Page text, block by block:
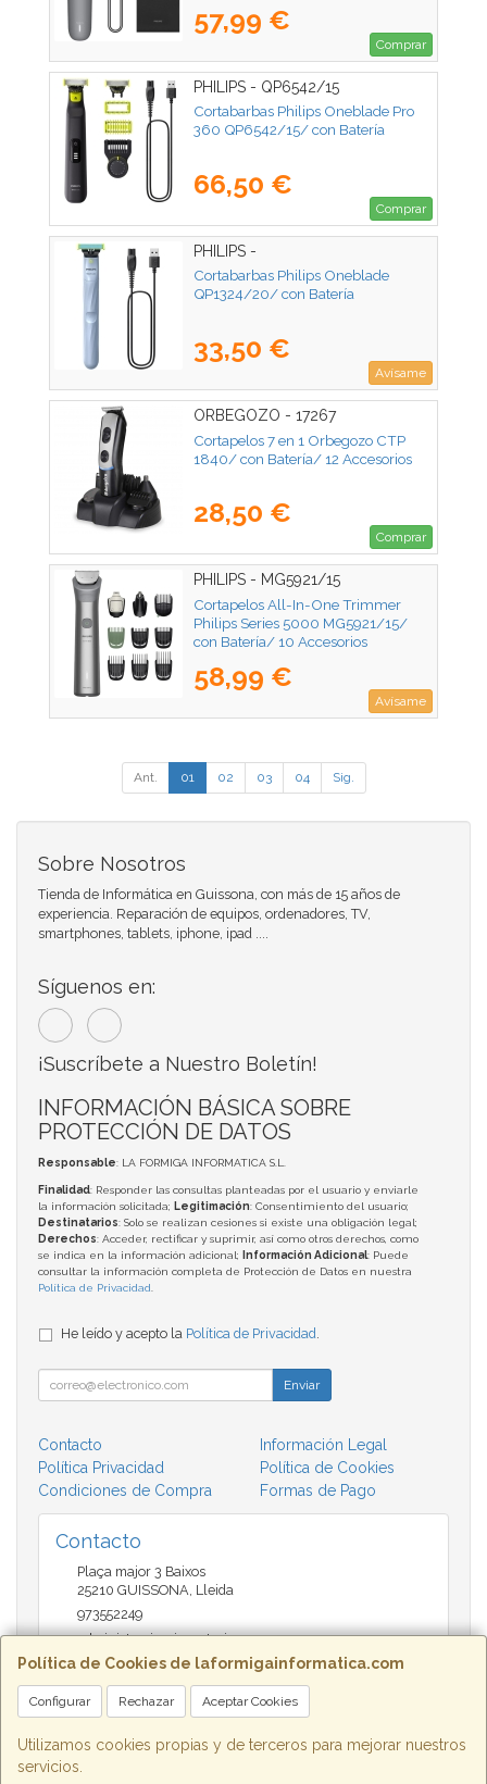
57,99 €
Comprar
PHILIPS - QP6542/15
Cortabarbas Philips Oneblade Pro
360 QP6542/15/ con Batería
66,50 €
Comprar
PHILIPS -
Cortabarbas Philips Oneblade
QP1324/20/ con Batería
33,50 €
Avísame
ORBEGOZO - 17267
Cortapelos 7 en 1 Orbegozo CTP
1840/ con Batería/ 12 Accesorios
28,50 €
Comprar
PHILIPS - MG5921/15
Cortapelos All-In-One Trimmer
Philips Series 5000 MG5921/15/
con Batería/ 10 Accesorios
58,99 €
Avísame
Ant. 01 02 03 04 Sig.
Política de Cookies de laformigainformatica.com
Configurar Rechazar Aceptar Cookies
Utilizamos cookies propias y de terceros para mejorar nuestros
servicios.
Sobre Nosotros
Tienda de Informática en Guissona, con más de 15 años de
experiencia. Reparación de equipos, ordenadores, TV,
smartphones, tablets, iphone, ipad ....
Síguenos en:
¡Suscríbete a Nuestro Boletín!
INFORMACIÓN BÁSICA SOBRE
PROTECCIÓN DE DATOS
Responsable: LA FORMIGA INFORMATICA S.L.
Finalidad: Responder las consultas planteadas por el usuario y enviarle
la información solicitada; Legitimación: Consentimiento del usuario;
Destinatarios: Solo se realizan cesiones si existe una obligación legal;
Derechos: Acceder, rectificar y suprimir, así como otros derechos, como
se indica en la información adicional;
Información Adicional: Puede
consultar la información completa de Protección de Datos en nuestra
Política de Privacidad.
He leído y acepto la Política de Privacidad.
Enviar
Contacto
Información Legal
Política Privacidad
Política de Cookies
Condiciones de Compra
Formas de Pago
Contacto
Plaça major 3 Baixos
25210 GUISSONA, Lleida
973552249
administracio@insectari.com
Horario
Matí de 9 a 13:30 - Tarda 17 a 20:30